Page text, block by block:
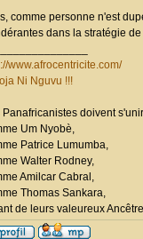
comme personne n'est
dans la stratégie
www.afrocentricite.com/
Ni Nguvu !!!
Panafricanistes doivent
Um Nyobè,
Patrice Lumumba,
Walter Rodney,
Amilcar Cabral,
Thomas Sankara,
de leurs valeureux